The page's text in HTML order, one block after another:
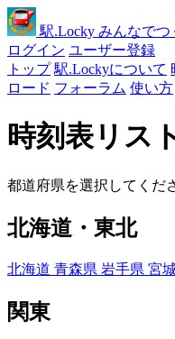
駅.Locky みんなでつ
ログイン ユーザー登録
トップ 駅.Lockyについて
ロード フォーラム 使い方
時刻表リス
都道府県を選択してくだ
北海道・東北
北海道 青森県 岩手県 宮
関東